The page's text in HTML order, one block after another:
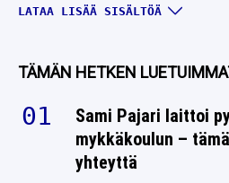
JUHO
LASSE
LATAA LISÄÄ SISÄLTÖÄ
TÄMÄN HETKEN
Sami Pajari laittoi
mykkäkoulun –
yhteyttä